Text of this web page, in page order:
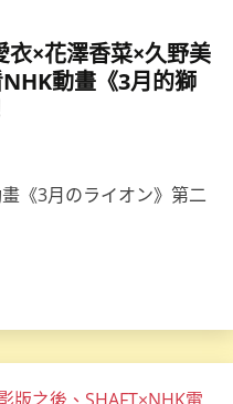
衣×花澤香菜×久野美
動畫《3月的獅
《3月のライオン》第二